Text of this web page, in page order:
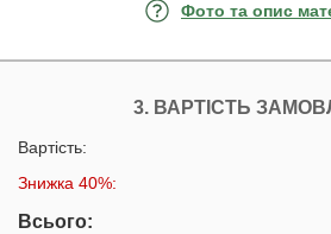
Фото та опис
3. ВАРТІСТЬ
Вартість:
Знижка 40%:
Всього: